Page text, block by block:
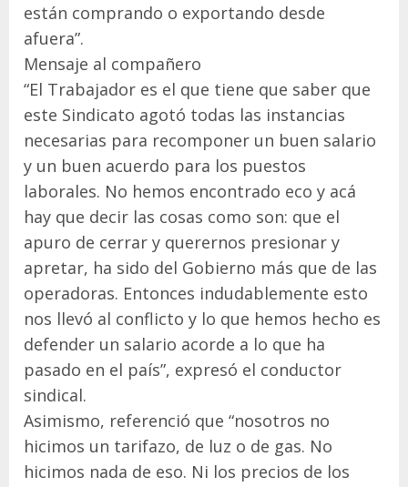
están comprando o exportando desde
afuera”.
Mensaje al compañero
“El Trabajador es el que tiene que saber que
este Sindicato agotó todas las instancias
necesarias para recomponer un buen salario
y un buen acuerdo para los puestos
laborales. No hemos encontrado eco y acá
hay que decir las cosas como son: que el
apuro de cerrar y querernos presionar y
apretar, ha sido del Gobierno más que de las
operadoras. Entonces indudablemente esto
nos llevó al conflicto y lo que hemos hecho es
defender un salario acorde a lo que ha
pasado en el país”, expresó el conductor
sindical.
Asimismo, referenció que “nosotros no
hicimos un tarifazo, de luz o de gas. No
hicimos nada de eso. Ni los precios de los